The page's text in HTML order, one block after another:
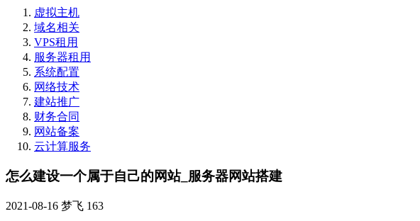
虚拟主机
域名相关
VPS租用
服务器租用
系统配置
网络技术
建站推广
财务合同
网站备案
云计算服务
怎么建设一个属于自己的网站_服务器网站搭建
2021-08-16 梦飞 163